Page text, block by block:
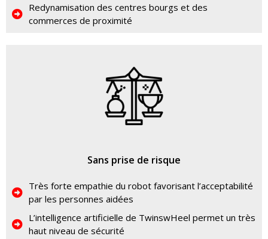
Redynamisation des centres bourgs et des
commerces de proximité
Sans prise de risque
Très forte empathie du robot favorisant l’acceptabilité
par les personnes aidées
L’intelligence artificielle de TwinswHeel permet un très
haut niveau de sécurité